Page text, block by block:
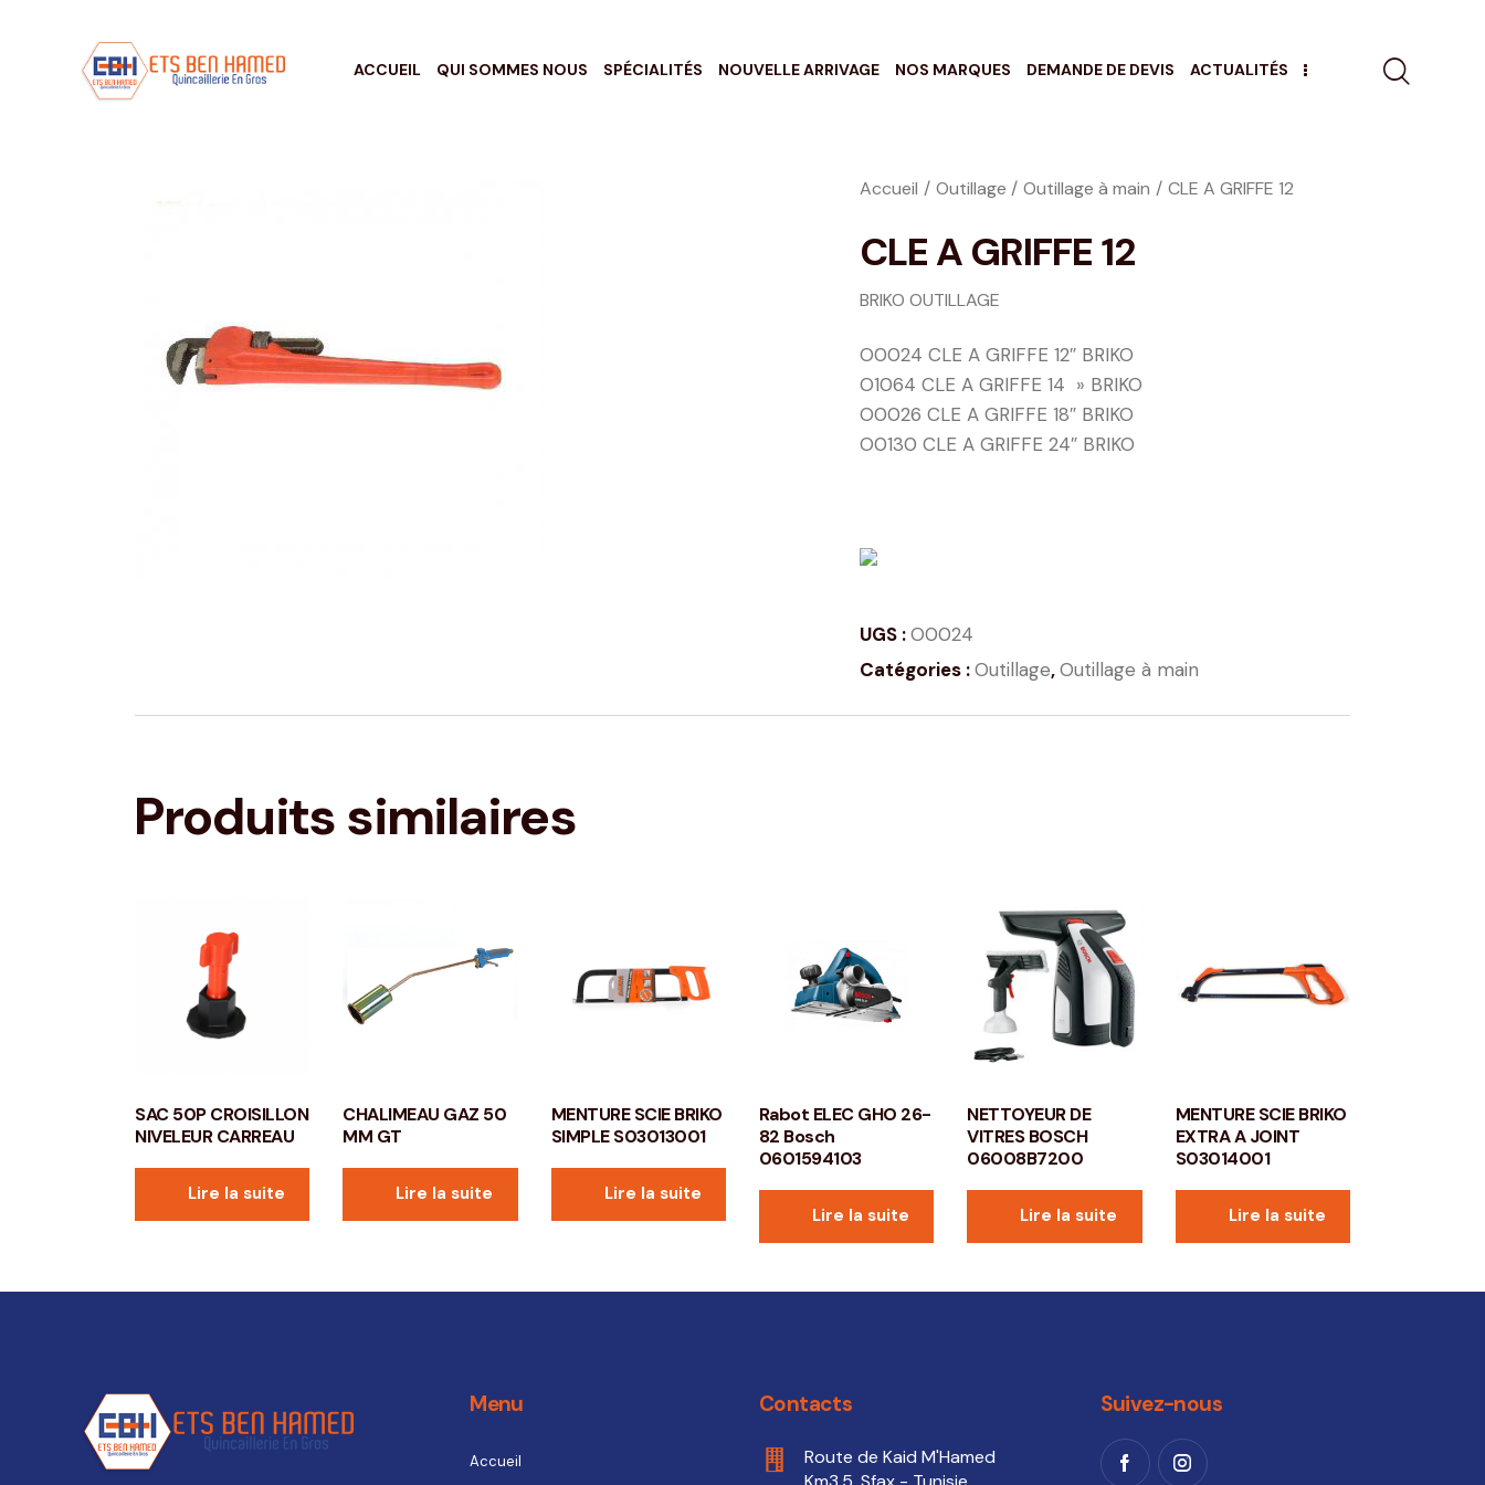
ACCUEIL QUI SOMMES NOUS SPÉCIALITÉS NOUVELLE ARRIVAGE NOS MARQUES DEMANDE DE DEVIS ACTUALITÉS
Accueil Outillage Outillage à main CLE A GRIFFE 12
CLE A GRIFFE 12
BRIKO OUTILLAGE
O0024 CLE A GRIFFE 12″ BRIKO
O1064 CLE A GRIFFE 14 » BRIKO
O0026 CLE A GRIFFE 18″ BRIKO
O0130 CLE A GRIFFE 24″ BRIKO
UGS :O0024
Catégories :Outillage,Outillage à main
Produits similaires
SAC 50P CROISILLON
NIVELEUR CARREAU
Lire la suite
CHALIMEAU GAZ 50
MM GT
Lire la suite
MENTURE SCIE BRIKO
SIMPLE S03013001
Lire la suite
Rabot ELEC GHO 26-
82 Bosch
0601594103
Lire la suite
NETTOYEUR DE
VITRES BOSCH
06008B7200
Lire la suite
MENTURE SCIE BRIKO
EXTRA A JOINT
S03014001
Lire la suite
Menu
Accueil
Contacts
Route de Kaid M'Hamed
Suivez-nous